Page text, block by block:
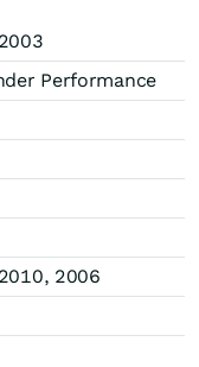
Performance
2006